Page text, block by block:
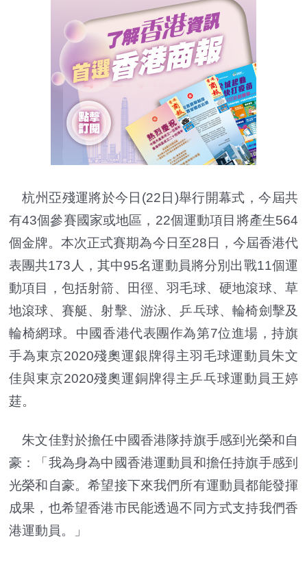
杭州亞殘運將於今日(22日)舉行開幕式，今屆共
有43個參賽國家或地區，22個運動項目將產生564
個金牌。本次正式賽期為今日至28日，今屆香港代
表團共173人，其中95名運動員將分別出戰11個運
動項目，包括射箭、田徑、羽毛球、硬地滾球、草
地滾球、賽艇、射擊、游泳、乒乓球、輪椅劍擊及
輪椅網球。中國香港代表團作為第7位進場，持旗
手為東京2020殘奧運銀牌得主羽毛球運動員朱文
佳與東京2020殘奧運銅牌得主乒乓球運動員王婷
莛。
朱文佳對於擔任中國香港隊持旗手感到光榮和自
豪：「我為身為中國香港運動員和擔任持旗手感到
光榮和自豪。希望接下來我們所有運動員都能發揮
成果，也希望香港市民能透過不同方式支持我們香
港運動員。」